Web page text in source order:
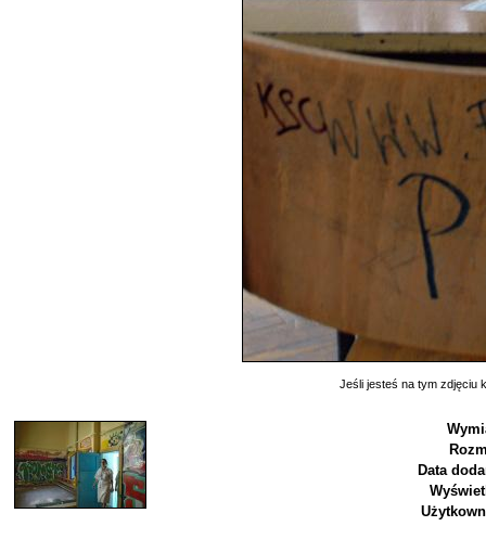
Jeśli jesteś na tym zdjęciu
Data